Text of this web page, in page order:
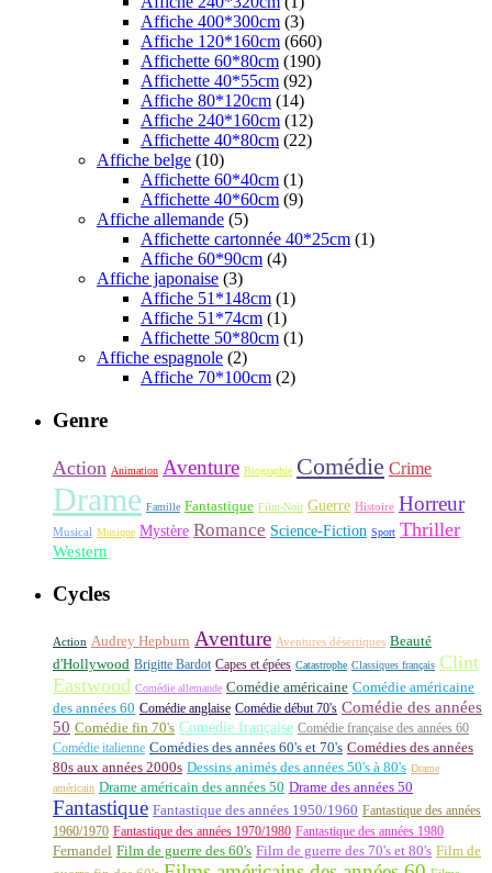
Affiche 400*300cm (3)
Affiche 120*160cm (660)
Affichette 60*80cm (190)
Affichette 40*55cm (92)
Affiche 80*120cm (14)
Affiche 240*160cm (12)
Affichette 40*80cm (22)
Affiche belge (10)
Affichette 60*40cm (1)
Affichette 40*60cm (9)
Affiche allemande (5)
Affichette cartonnée 40*25cm (1)
Affiche 60*90cm (4)
Affiche japonaise (3)
Affiche 51*148cm (1)
Affiche 51*74cm (1)
Affichette 50*80cm (1)
Affiche espagnole (2)
Affiche 70*100cm (2)
Genre
Action Animation Aventure Biographie Comédie Crime
Drame Famille Fantastique Film-Noir Guerre Histoire Horreur
Musical Musique Mystère Romance Science-Fiction Sport Thriller
Western
Cycles
Action Audrey Hepburn Aventure Aventures désertiques Beauté
d'Hollywood Brigitte Bardot Capes et épées Catastrophe Classiques français Clint
Eastwood Comédie allemande Comédie américaine Comédie américaine
des années 60 Comédie anglaise Comédie début 70's Comédie des années
50 Comédie fin 70's Comédie française Comédie française des années 60
Comédie italienne Comédies des années 60's et 70's Comédies des années
80s aux années 2000s Dessins animés des années 50's à 80's Drame
américain Drame américain des années 50 Drame des années 50
Fantastique Fantastique des années 1950/1960 Fantastique des années
1960/1970 Fantastique des années 1970/1980 Fantastique des années 1980
Fernandel Film de guerre des 60's Film de guerre des 70's et 80's Film de